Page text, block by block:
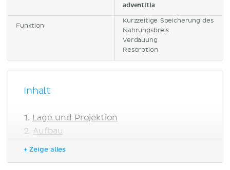
adventitia
Funktion
Kurzzeitige Speicherung des
Nahrungsbreis
Verdauung
Resorption
Inhalt
Lage und Projektion
Aufbau
+ Zeige alles